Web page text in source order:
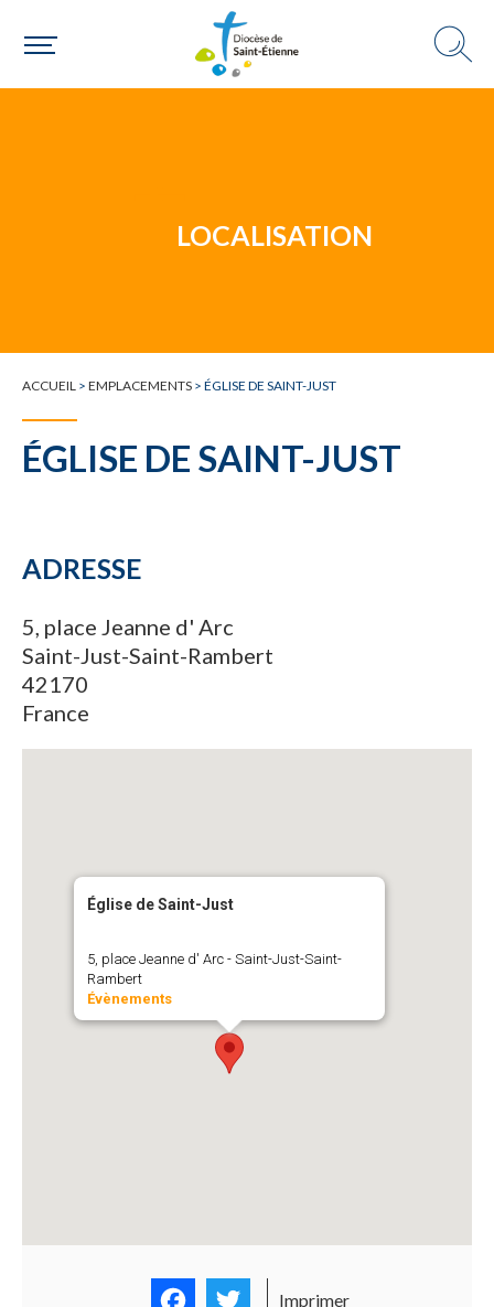
LOCALISATION
ACCUEIL > EMPLACEMENTS > ÉGLISE DE SAINT-JUST
ÉGLISE DE SAINT-JUST
ADRESSE
5, place Jeanne d' Arc
Saint-Just-Saint-Rambert
42170
France
Église de Saint-Just
5, place Jeanne d' Arc - Saint-Just-Saint-
Rambert
Évènements
FacebookTwitter
Imprimer